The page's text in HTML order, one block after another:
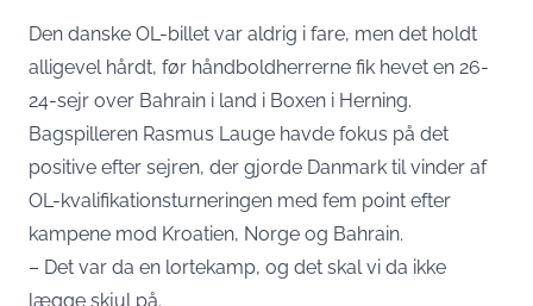
Den danske OL-billet var aldrig i fare, men det holdt
alligevel hårdt, før håndboldherrerne fik hevet en 26-
24-sejr over Bahrain i land i Boxen i Herning.
Bagspilleren Rasmus Lauge havde fokus på det
positive efter sejren, der gjorde Danmark til vinder af
OL-kvalifikationsturneringen med fem point efter
kampene mod Kroatien, Norge og Bahrain.
– Det var da en lortekamp, og det skal vi da ikke
lægge skjul på.